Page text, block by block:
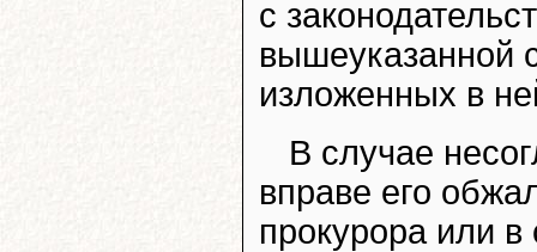
с
вышеуказанной
изложенных в
В случае
вправе его
прокурора или в